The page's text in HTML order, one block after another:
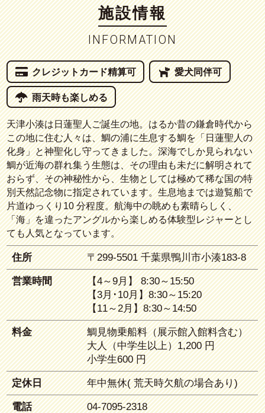
施設情報
INFORMATION
クレジットカード精算可 愛犬同伴可
雨天時も楽しめる
天津小湊は日蓮聖人ご誕生の地。はるか昔の鎌倉時代から
この地に住む人々は、鯛の浦に生息する鯛を「日蓮聖人の
化身」と神聖化し守ってきました。深海でしか見られない
鯛が近海の群れ集う生態は、その理由も未だに解明されて
おらず、その神秘性から、生物としては極めて稀な国の特
別天然記念物に指定されています。生息地までは遊覧船で
片道ゆっくり10 分程度。航海中の眺めも素晴らしく、
「海」を違ったアングルから楽しめる体験型レジャーとし
ても人気となっています。
住所 〒299-5501 千葉県鴨川市小湊183-8
営業時間
【4～9月】 8:30～15:50
【3月･10月】8:30～15:20
【11～2月】8:30～14:50
料金
鯛見物乗船料（展示館入館料含む）
大人（中学生以上）1,200 円
小学生600 円
定休日 年中無休( 荒天時欠航の場合あり)
電話 04-7095-2318